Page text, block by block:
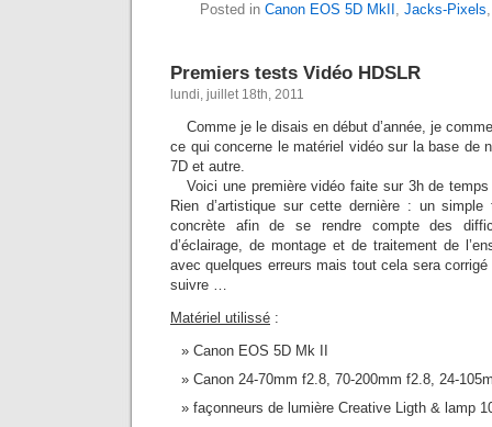
Posted in Canon EOS 5D MkII , Jacks-Pixels
Premiers tests Vidéo HDSLR
lundi, juillet 18th, 2011
Comme je le disais en début d’année, je
ce qui concerne le matériel vidéo sur la base de
7D et autre.
Voici une première vidéo faite sur 3h de
Rien d’artistique sur cette dernière : un
concrète afin de se rendre compte des
d’éclairage, de montage et de traitement de
avec quelques erreurs mais tout cela sera
suivre …
Matériel utilissé :
Canon EOS 5D Mk II
Canon 24-70mm f2.8, 70-200mm f2.8, 24-
façonneurs de lumière Creative Ligth & lamp